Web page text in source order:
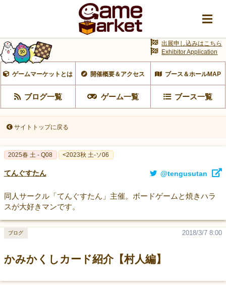
ゲームマーケットとは 開催概要＆アクセス ブース＆ホールMAP
ブログ一覧 ゲーム一覧 ブース一覧
出展申し込みはこちら
Exhibitor Application
サイトトップに戻る
2025春 土 - Q08 <2023秋 土-ソ06
てんぐすたん @tengusutan
同人サークル「てんぐすたん」主催。ボードゲームと焼きハラ
スが大好きマンです。
かみかくしカード紹介【村人編】
2018/3/7 8:00
ブログ